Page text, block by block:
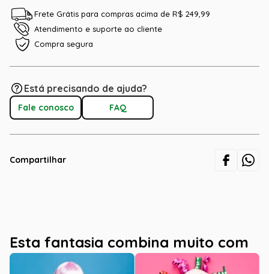
Frete Grátis para compras acima de R$ 249,99
Atendimento e suporte ao cliente
Compra segura
Está precisando de ajuda?
Fale conosco FAQ
Compartilhar
Esta fantasia combina muito com